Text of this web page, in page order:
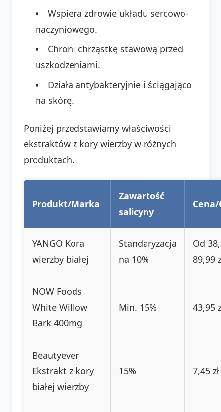
Wspiera zdrowie układu sercowo-
naczyniowego.
Chroni chrząstkę stawową przed
uszkodzeniami.
Działa antybakteryjnie i ściągająco
na skórę.
Poniżej przedstawiamy właściwości
ekstraktów z kory wierzby w różnych
produktach.
Produkt/Marka
Zawartość
salicyny
YANGO Kora
wierzby białej
Standaryzacja
na 10%
Od
89,99
NOW Foods
White Willow
Bark 400mg
Min. 15% 43,95
Beautyever
Ekstrakt z kory
białej wierzby
15% 7,45